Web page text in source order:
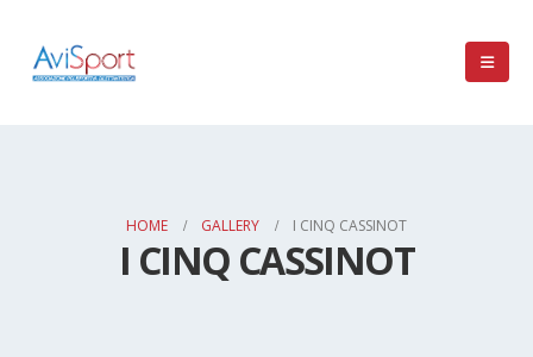
HOME GALLERY I CINQ CASSINOT
I CINQ CASSINOT